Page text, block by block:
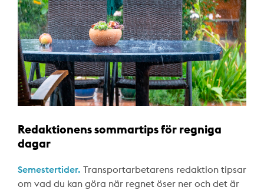
Redaktionens sommartips för regniga
dagar
Semestertider. Transportarbetarens redaktion tipsar
om vad du kan göra när regnet öser ner och det är